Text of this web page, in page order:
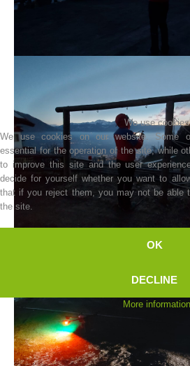
We use cookies
We use cookies on our website. Some
essential for the operation of the site, while
to improve this site and the user
decide for yourself whether you want to
that if you reject them, you may not be able
the site.
OK
DECLINE
More information